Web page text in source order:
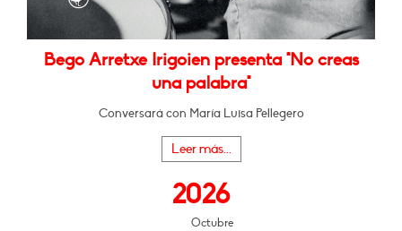
Bego Arretxe Irigoien presenta "No creas
una palabra"
Conversará con María Luisa Pellegero
Leer más...
2026
Octubre